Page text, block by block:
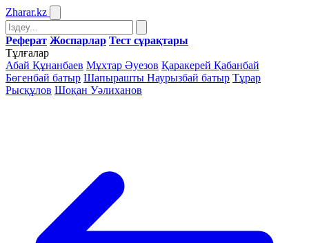
Zharar.kz
Реферат Жоспарлар Тест сұрақтары
Тұлғалар
Абай Құнанбаев Мұхтар Әуезов Қаракерей Қабанбай
Бөгенбай батыр Шапырашты Наурызбай батыр Тұрар
Рысқұлов Шоқан Уәлиханов